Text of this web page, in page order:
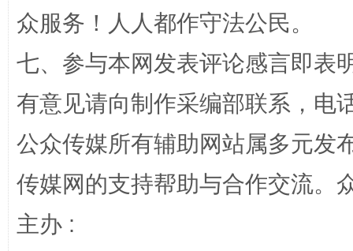
“蜀中异人”王建安的艺术幻境
众服务！人人都作守法公民。
七、参与本网发表评论感言即表
有意见请向制作采编部联系，电
公众传媒所有辅助网站属多元发
传媒网的支持帮助与合作交流。
主办 :